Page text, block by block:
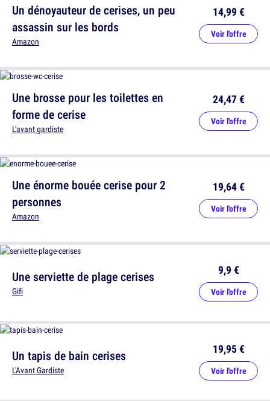
Une brosse pour les toilettes en
forme de cerise
L'avant gardiste
24,47 €
Voir l'offre
Un tapis de bain cerises
L'Avant Gardiste
19,95 €
Voir l'offre
Un dénoyauteur de cerises, un peu
assassin sur les bords
Amazon
14,99 €
Voir l'offre
Une énorme bouée cerise pour 2
personnes
Amazon
19,64 €
Voir l'offre
Une serviette de plage cerises
Gifi
9,9 €
Voir l'offre